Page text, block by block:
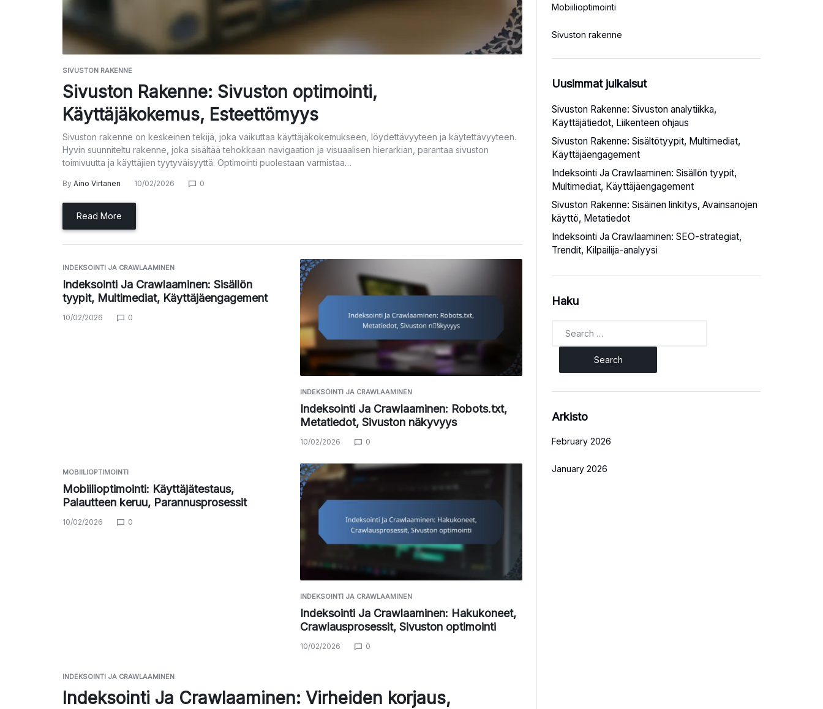
SIVUSTON RAKENNE
Sivuston Rakenne: Sivuston optimointi,
Käyttäjäkokemus, Esteettömyys
Sivuston rakenne on keskeinen tekijä, joka vaikuttaa käyttäjäkokemukseen, löydettävyyteen ja käytettävyyteen.
Hyvin suunniteltu rakenne, joka sisältää tehokkaan navigaation ja visuaalisen hierarkian, parantaa sivuston
toimivuutta ja käyttäjien tyytyväisyyttä. Optimointi puolestaan varmistaa…
By Aino Virtanen 10/02/2026 0
Read More
INDEKSOINTI JA CRAWLAAMINEN
Indeksointi Ja Crawlaaminen: Sisällön
tyypit, Multimediat, Käyttäjäengagement
10/02/2026 0
INDEKSOINTI JA CRAWLAAMINEN
Indeksointi Ja Crawlaaminen: Robots.txt,
Metatiedot, Sivuston näkyvyys
10/02/2026 0
MOBIILIOPTIMOINTI
Mobiilioptimointi: Käyttäjätestaus,
Palautteen keruu, Parannusprosessit
10/02/2026 0
INDEKSOINTI JA CRAWLAAMINEN
Indeksointi Ja Crawlaaminen: Hakukoneet,
Crawlausprosessit, Sivuston optimointi
10/02/2026 0
INDEKSOINTI JA CRAWLAAMINEN
Indeksointi Ja Crawlaaminen: Virheiden korjaus,
Mobiilioptimointi
Sivuston rakenne
Uusimmat julkaisut
Sivuston Rakenne: Sivuston analytiikka,
Käyttäjätiedot, Liikenteen ohjaus
Sivuston Rakenne: Sisältötyypit, Multimediat,
Käyttäjäengagement
Indeksointi Ja Crawlaaminen: Sisällön tyypit,
Multimediat, Käyttäjäengagement
Sivuston Rakenne: Sisäinen linkitys, Avainsanojen
käyttö, Metatiedot
Indeksointi Ja Crawlaaminen: SEO-strategiat,
Trendit, Kilpailija-analyysi
Haku
Arkisto
February 2026
January 2026